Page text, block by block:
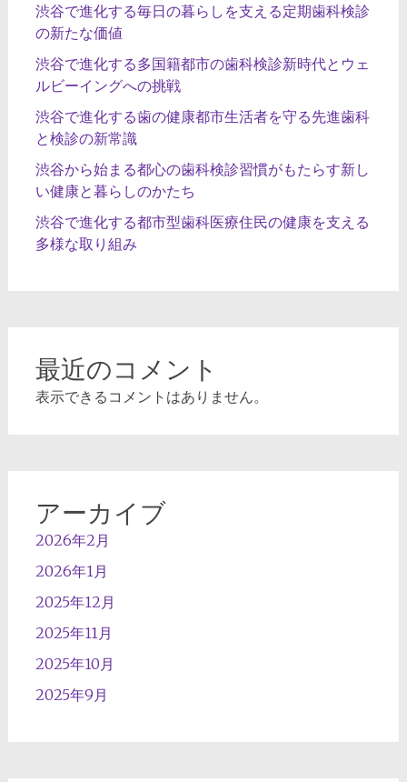
渋谷で進化する毎日の暮らしを支える定期歯科検診
の新たな価値
渋谷で進化する多国籍都市の歯科検診新時代とウェ
ルビーイングへの挑戦
渋谷で進化する歯の健康都市生活者を守る先進歯科
と検診の新常識
渋谷から始まる都心の歯科検診習慣がもたらす新し
い健康と暮らしのかたち
渋谷で進化する都市型歯科医療住民の健康を支える
多様な取り組み
最近のコメント
表示できるコメントはありません。
アーカイブ
2026年2月
2026年1月
2025年12月
2025年11月
2025年10月
2025年9月